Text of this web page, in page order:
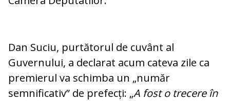
Dan Suciu, purtătorul de cuvânt al
Guvernului, a declarat acum cateva zile ca
premierul va schimba un „număr
semnificativ” de prefecți: „A fost o trecere în